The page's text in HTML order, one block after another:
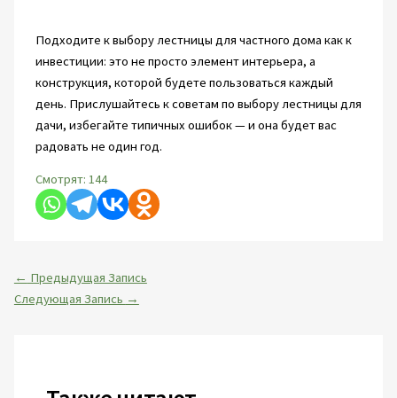
Подходите к выбору лестницы для частного дома как к
инвестиции: это не просто элемент интерьера, а
конструкция, которой будете пользоваться каждый
день. Прислушайтесь к советам по выбору лестницы для
дачи, избегайте типичных ошибок — и она будет вас
радовать не один год.
Смотрят: 144
← Предыдущая Запись
Следующая Запись →